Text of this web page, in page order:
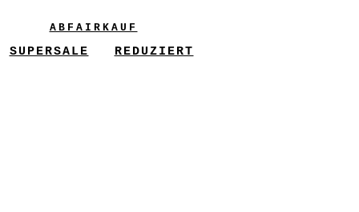
ABFAIRKAUF
SUPERSALE REDUZIERT